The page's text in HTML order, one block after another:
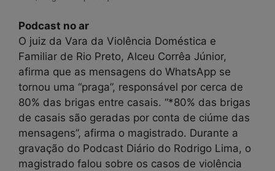
Podcast no ar
O juiz da Vara da Violência Doméstica e
Familiar de Rio Preto, Alceu Corrêa Júnior,
afirma que as mensagens do WhatsApp se
tornou uma “praga”, responsável por cerca de
80% das brigas entre casais. “*80% das brigas
de casais são geradas por conta de ciúme das
mensagens”, afirma o magistrado. Durante a
gravação do Podcast Diário do Rodrigo Lima, o
magistrado falou sobre os casos de violência